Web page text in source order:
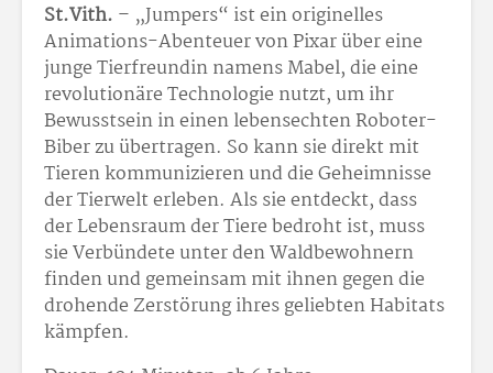
St.Vith. – „Jumpers“ ist ein originelles
Animations-Abenteuer von Pixar über eine
junge Tierfreundin namens Mabel, die eine
revolutionäre Technologie nutzt, um ihr
Bewusstsein in einen lebensechten Roboter-
Biber zu übertragen. So kann sie direkt mit
Tieren kommunizieren und die Geheimnisse
der Tierwelt erleben. Als sie entdeckt, dass
der Lebensraum der Tiere bedroht ist, muss
sie Verbündete unter den Waldbewohnern
finden und gemeinsam mit ihnen gegen die
drohende Zerstörung ihres geliebten Habitats
kämpfen.